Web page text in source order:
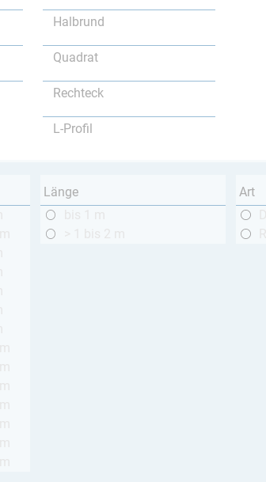
Halbrund
Quadrat
Rechteck
L-Profil
Länge
Art